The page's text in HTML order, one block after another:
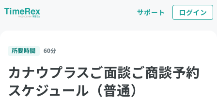
サポート ログイン
所要時間 60分
カナウプラスご面談ご商談予約
スケジュール（普通）